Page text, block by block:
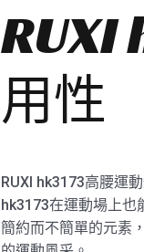
RUXI
用性
RUXI hk3173高腰運
hk3173在運動場上也
簡約而不簡單的元素